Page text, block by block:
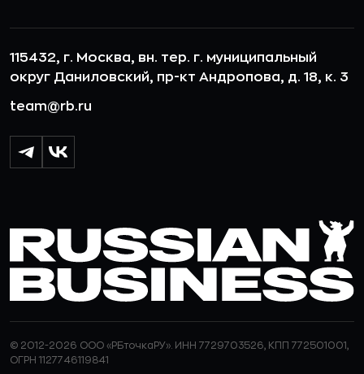
115432, г. Москва, вн. тер. г. муниципальный
округ Даниловский, пр-кт Андропова, д. 18, к. 3
team@rb.ru
© 2012-2026 ООО «РБточкаРУ». ИНН 7729703526, КПП 772501001,
ОГРН 1127746119841